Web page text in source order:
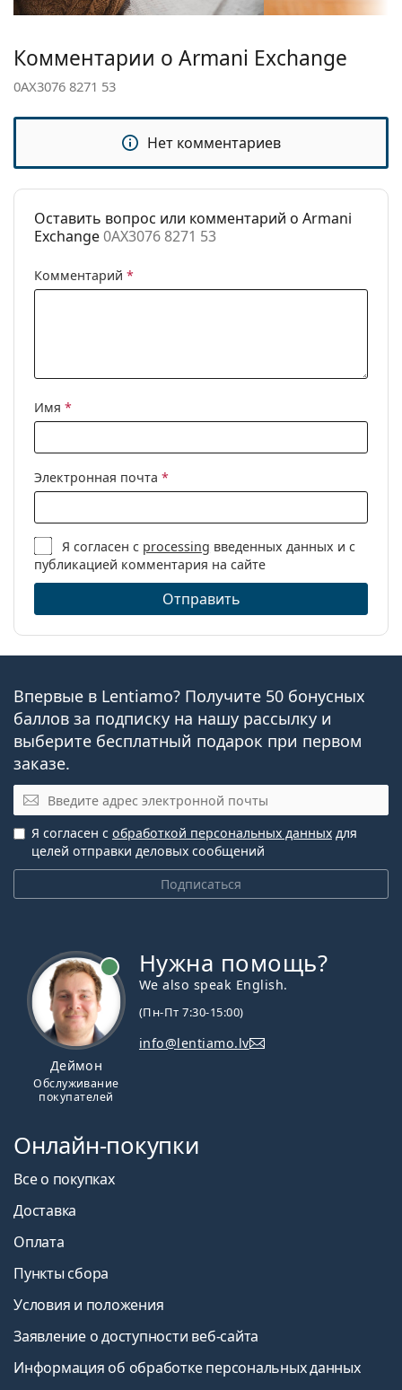
Вес:
100 г
Регулируемые
Нет
Аксессуары
Футляр:
Нет
чистки:
Да
Другое
Комментарии о Armani Exchange
0AX3076 8271 53
Нет комментариев
Оставить вопрос или комментарий о Armani
Exchange0AX3076 8271 53
Комментарий *
Имя *
Электронная почта *
Я согласен с processing введенных данных и с
публикацией комментария на сайте
Отправить
Впервые в Lentiamo? Получите 50 бонусных
баллов за подписку на нашу рассылку и
выберите бесплатный подарок при первом
заказе.
Эл. почта
Подписаться
Я согласен с обработкой персональных данных для
целей отправки деловых сообщений
Деймон
Обслуживание
покупателей
Нужна помощь?
We also speak English.
(Пн-Пт 7:30-15:00)
info@lentiamo.lv
Онлайн-покупки
Все о покупках
Доставка
Оплата
Пункты сбора
Условия и положения
Заявление о доступности веб-сайта
Информация об обработке персональных данных